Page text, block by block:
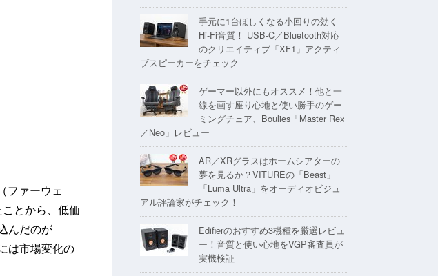
ファーウェ
とから、低価
んだのが
は市場変化の
手元に1台ほしくなる小回りの効く
Hi-Fi音質！ USB-C／Bluetooth対応
のクリエイティブ「XF1」アクティ
ブスピーカーをチェック
ゲーマー以外にもオススメ！他と一
線を画す座り心地と使い勝手のゲー
ミングチェア、Boulies「Master Rex
／Neo」レビュー
AR／XRグラスはホームシアターの
夢を見るか？VITUREの「Beast」
「Luma Ultra」をオーディオビジュ
アル評論家がチェック！
Edifierのおすすめ3機種を厳選レビュ
ー！音質と使い心地をVGP審査員が
実機検証